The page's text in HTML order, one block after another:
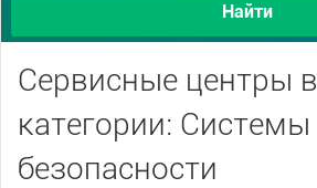
Найти
Сервисные центры в
категории: Системы
безопасности